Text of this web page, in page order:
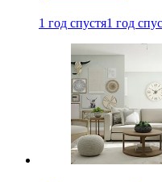
1 год спустя1 год